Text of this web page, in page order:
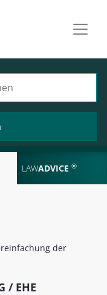
LAWADVICE ®
der
/ EHE